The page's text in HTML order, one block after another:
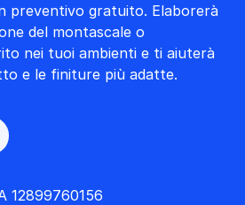
preventivo gratuito. Elaborerà
del montascale o
nei tuoi ambienti e ti aiuterà
e le finiture più adatte.
12899760156